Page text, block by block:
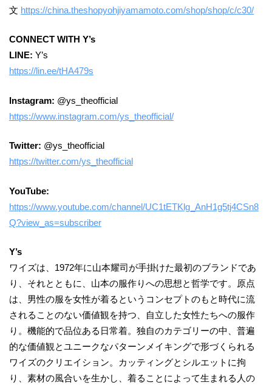
文 https://china.theshopyohjiyamamoto.com/shop/shop/c/c30/
CONNECT WITH Y’s
LINE: Y’s
https://lin.ee/tHA479s
Instagram: @ys_theofficial
https://www.instagram.com/ys_theofficial/
Twitter: @ys_theofficial
https://twitter.com/ys_theofficial
YouTube:
https://www.youtube.com/channel/UC1tETKlg_AnH1g5tj4CSn8
Q?view_as=subscriber
Y’s
ワイズは、1972年に山本耀司が手掛けた最初のブランドであ
り、それとともに、山本の服作りへの思想と哲学です。原点
は、男性の服を女性が着るというコンセプトのもと時代に流
されることのない価値観を持つ、自立した女性たちへの服作
り。機能的で品位ある日常着。独自のカテゴリーの中、普遍
的な価値観とユニークなパターンメイキングで形づくられる
ワイズのクリエイション。カッティングとシルエットに拘
り、素材の風合いを生かし、着ることによって生まれる人の